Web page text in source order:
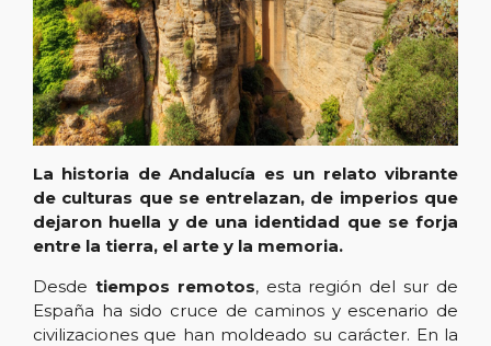
La historia de Andalucía es un relato vibrante
de culturas que se entrelazan, de imperios que
dejaron huella y de una identidad que se forja
entre la tierra, el arte y la memoria.
Desde tiempos remotos, esta región del sur de
España ha sido cruce de caminos y escenario de
civilizaciones que han moldeado su carácter. En la